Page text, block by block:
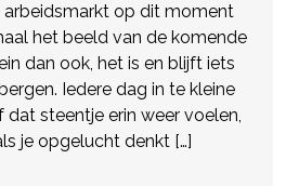
arbeidsmarkt op dit moment
het beeld van de komende
dan ook, het is en blijft iets
Iedere dag in te kleine
steentje erin weer voelen,
je opgelucht denkt […]